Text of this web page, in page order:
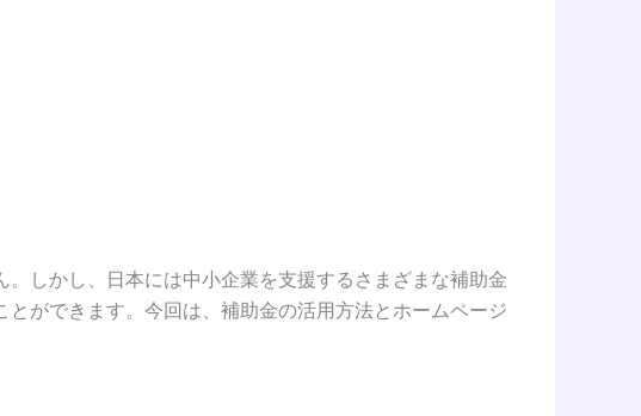
しかし、日本には中小企業を支援するさまざまな補助金
ができます。今回は、補助金の活用方法とホームページ